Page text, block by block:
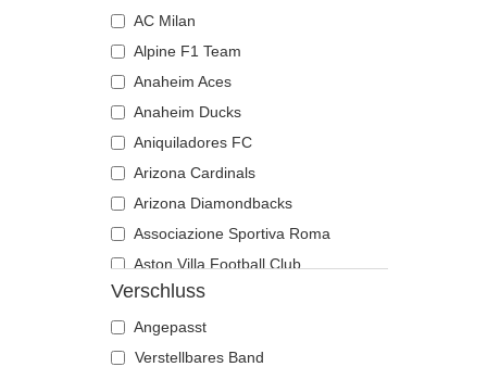
AC Milan
Alpine F1 Team
Anaheim Aces
Anaheim Ducks
Aniquiladores FC
Arizona Cardinals
Arizona Diamondbacks
Associazione Sportiva Roma
Aston Villa Football Club
Atlanta Braves
Atlanta Falcons
Atlanta Hawks
Verschluss
Angepasst
Verstellbares Band